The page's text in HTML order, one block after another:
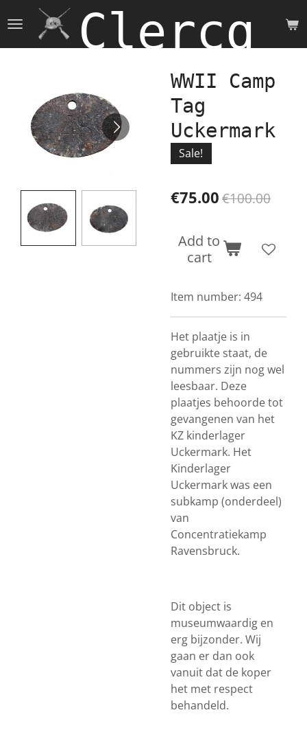
to
main
Clercq
WWII Camp
Tag
Uckermark
Sale!
€75.00€100.00
Add to
cart
Item number: 494
Het plaatje is in
gebruikte staat, de
nummers zijn nog wel
leesbaar. Deze
plaatjes behoorde tot
gevangenen van het
KZ kinderlager
Uckermark. Het
Kinderlager
Uckermark was een
subkamp (onderdeel)
van
Concentratiekamp
Ravensbruck.
Dit object is
museumwaardig en
erg bijzonder. Wij
gaan er dan ook
vanuit dat de koper
het met respect
behandeld.